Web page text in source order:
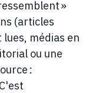
»
(articles
médias en
ou une
: